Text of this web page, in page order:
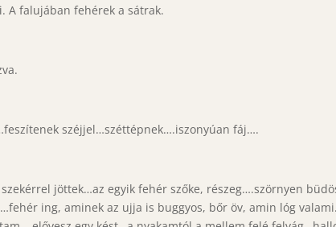
A falujában fehérek a sátrak.
széjjel…széttépnek….iszonyúan fáj….
jöttek…az egyik fehér szőke, részeg….szörnyen
ing, aminek az ujja is buggyos, bőr öv, amin lóg